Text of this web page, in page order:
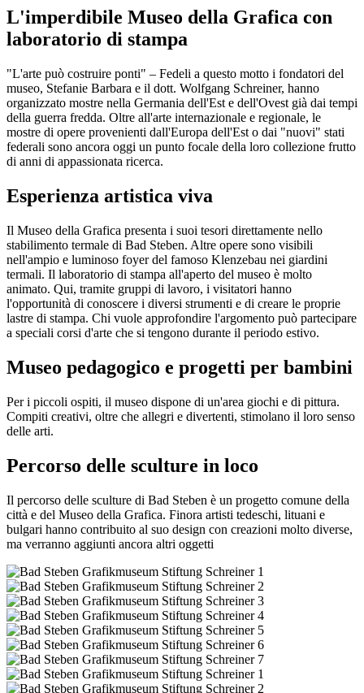
L'imperdibile Museo della Grafica con
laboratorio di stampa
"L'arte può costruire ponti" – Fedeli a questo motto i fondatori del
museo, Stefanie Barbara e il dott. Wolfgang Schreiner, hanno
organizzato mostre nella Germania dell'Est e dell'Ovest già dai tempi
della guerra fredda. Oltre all'arte internazionale e regionale, le
mostre di opere provenienti dall'Europa dell'Est o dai "nuovi" stati
federali sono ancora oggi un punto focale della loro collezione frutto
di anni di appassionata ricerca.
Esperienza artistica viva
Il Museo della Grafica presenta i suoi tesori direttamente nello
stabilimento termale di Bad Steben. Altre opere sono visibili
nell'ampio e luminoso foyer del famoso Klenzebau nei giardini
termali. Il laboratorio di stampa all'aperto del museo è molto
animato. Qui, tramite gruppi di lavoro, i visitatori hanno
l'opportunità di conoscere i diversi strumenti e di creare le proprie
lastre di stampa. Chi vuole approfondire l'argomento può partecipare
a speciali corsi d'arte che si tengono durante il periodo estivo.
Museo pedagogico e progetti per bambini
Per i piccoli ospiti, il museo dispone di un'area giochi e di pittura.
Compiti creativi, oltre che allegri e divertenti, stimolano il loro senso
delle arti.
Percorso delle sculture in loco
Il percorso delle sculture di Bad Steben è un progetto comune della
città e del Museo della Grafica. Finora artisti tedeschi, lituani e
bulgari hanno contribuito al suo design con creazioni molto diverse,
ma verranno aggiunti ancora altri oggetti